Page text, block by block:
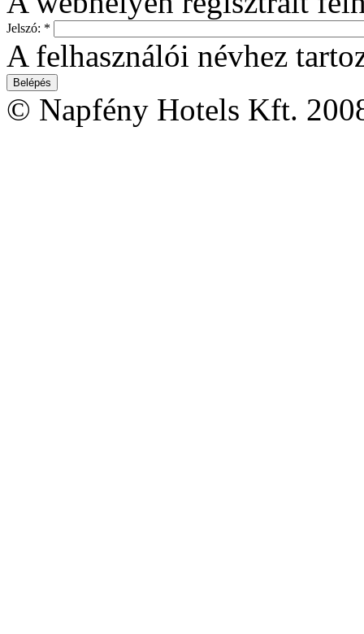
Jelszó: *
A felhasználói névhez
© Napfény Hotels Kft.